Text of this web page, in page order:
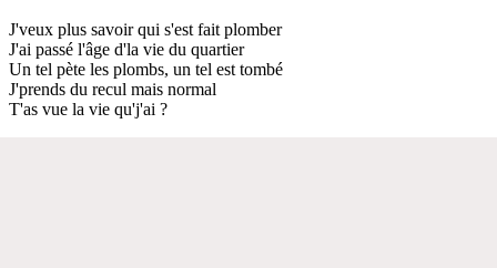
J'veux plus savoir qui s'est fait plomber
J'ai passé l'âge d'la vie du quartier
Un tel pète les plombs, un tel est tombé
J'prends du recul mais normal
T'as vue la vie qu'j'ai ?